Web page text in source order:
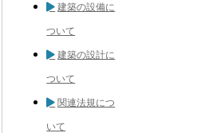
建築の設備に
ついて
建築の設計に
ついて
関連法規につ
いて